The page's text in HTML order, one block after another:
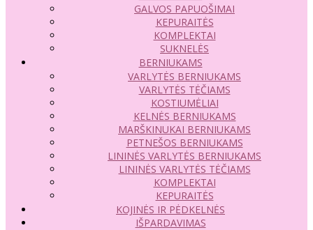
GALVOS PAPUOŠIMAI
KEPURAITĖS
KOMPLEKTAI
SUKNELĖS
BERNIUKAMS
VARLYTĖS BERNIUKAMS
VARLYTĖS TĖČIAMS
KOSTIUMĖLIAI
KELNĖS BERNIUKAMS
MARŠKINUKAI BERNIUKAMS
PETNEŠOS BERNIUKAMS
LININĖS VARLYTĖS BERNIUKAMS
LININĖS VARLYTĖS TĖČIAMS
KOMPLEKTAI
KEPURAITĖS
KOJINĖS IR PĖDKELNĖS
IŠPARDAVIMAS